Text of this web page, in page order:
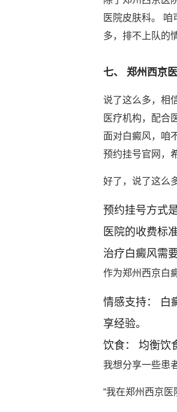
医院皮肤科。
多，排不上队的
七、 郑州西京
说了这么多，相
医疗机构，配合
面对白癜风，咱
预约挂号官网，
好了，说了这么
预约挂号方式
医院的收费标
治疗白癜风需
作为郑州西京白
情感支持： 白
享经验。
饮食： 均衡饮
我想分享一些患
“我在郑州西京